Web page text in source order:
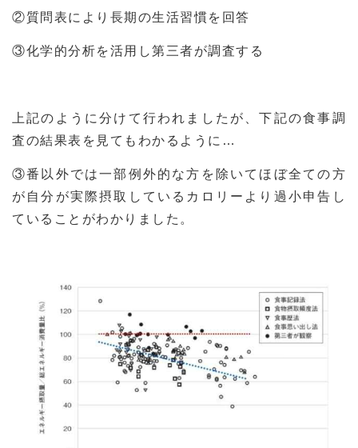
②質問表により長期の生活習慣を回答
③化学的分析を活用し第三者が調査する
上記のように分けて行われましたが、下記の食事調
査の結果表を見てもわかるように…
③番以外では一部例外的な方を除いてほぼ全ての方
が自分が実際摂取しているカロリーより過小申告し
ていることがわかりました。